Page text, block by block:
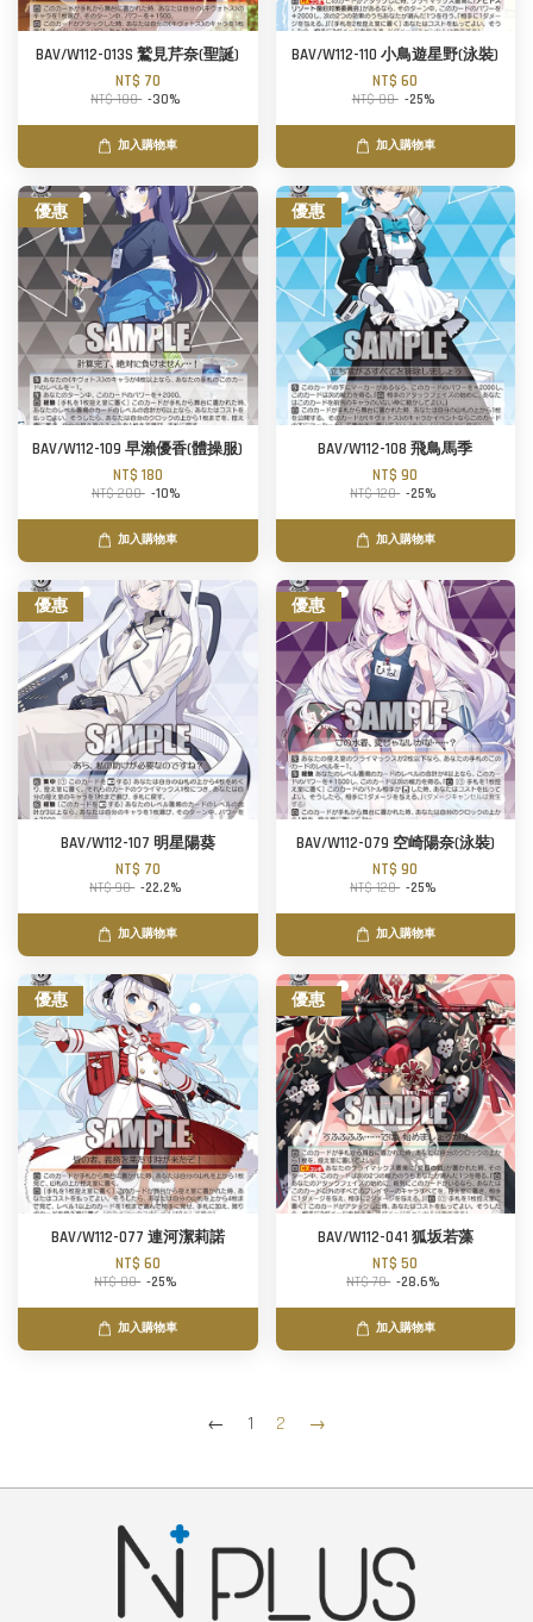
BAV/W112-013S 鷲見芹奈(聖誕)
NT$ 70
NT$ 100 -30%
加入購物車
BAV/W112-110 小鳥遊星野(泳裝)
NT$ 60
NT$ 80 -25%
加入購物車
優惠
BAV/W112-109 早瀨優香(體操服)
NT$ 180
NT$ 200 -10%
加入購物車
優惠
BAV/W112-108 飛鳥馬季
NT$ 90
NT$ 120 -25%
加入購物車
優惠
BAV/W112-107 明星陽葵
NT$ 70
NT$ 90 -22.2%
加入購物車
優惠
BAV/W112-079 空崎陽奈(泳裝)
NT$ 90
NT$ 120 -25%
加入購物車
優惠
BAV/W112-077 連河潔莉諾
NT$ 60
NT$ 80 -25%
加入購物車
優惠
BAV/W112-041 狐坂若藻
NT$ 50
NT$ 70 -28.6%
加入購物車
← 1 2 →